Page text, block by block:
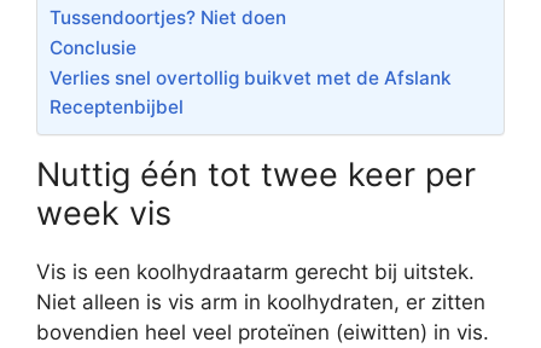
Tussendoortjes? Niet doen
Conclusie
Verlies snel overtollig buikvet met de Afslank
Receptenbijbel
Nuttig één tot twee keer per
week vis
Vis is een koolhydraatarm gerecht bij uitstek.
Niet alleen is vis arm in koolhydraten, er zitten
bovendien heel veel proteïnen (eiwitten) in vis.